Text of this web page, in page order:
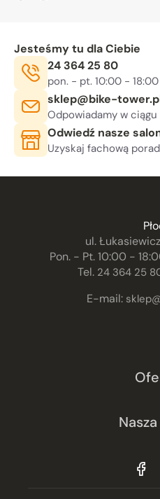
Jesteśmy tu dla Ciebie
Telefon:
24 364 25 80
Godziny otwarcia:
pon. - pt. 10:00 - 18:00
E-mail:
sklep@bike-
Odpowiadamy w
Odwiedź nasze
Uzyskaj fachową
ul.
Pon. - Pt. 10:00 -
Tel. 24 364 25
E-mail: